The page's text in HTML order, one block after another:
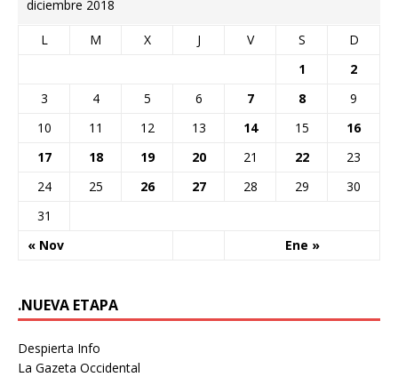
diciembre 2018
L M X J V S D
« Nov Ene »
1
2
3
4 5 6 7 8
9
10
11 12 13 14 15
16
17
18 19 20 21 22
23
24
25 26 27 28 29
30
31
.NUEVA ETAPA
Despierta Info
La Gazeta Occidental